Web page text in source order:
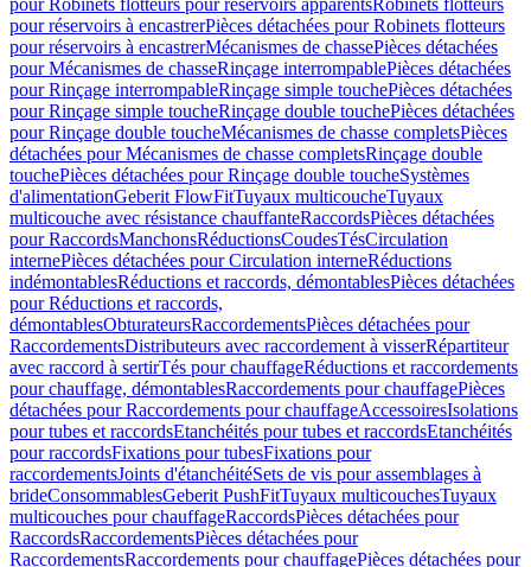
pour Robinets flotteurs pour réservoirs apparentsRobinets flotteurs
pour réservoirs à encastrerPièces détachées pour Robinets flotteurs
pour réservoirs à encastrerMécanismes de chassePièces détachées
pour Mécanismes de chasseRinçage interrompablePièces détachées
pour Rinçage interrompableRinçage simple touchePièces détachées
pour Rinçage simple toucheRinçage double touchePièces détachées
pour Rinçage double toucheMécanismes de chasse completsPièces
détachées pour Mécanismes de chasse completsRinçage double
touchePièces détachées pour Rinçage double toucheSystèmes
d'alimentationGeberit FlowFitTuyaux multicoucheTuyaux
multicouche avec résistance chauffanteRaccordsPièces détachées
pour RaccordsManchonsRéductionsCoudesTésCirculation
internePièces détachées pour Circulation interneRéductions
indémontablesRéductions et raccords, démontablesPièces détachées
pour Réductions et raccords,
démontablesObturateursRaccordementsPièces détachées pour
RaccordementsDistributeurs avec raccordement à visserRépartiteur
avec raccord à sertirTés pour chauffageRéductions et raccordements
pour chauffage, démontablesRaccordements pour chauffagePièces
détachées pour Raccordements pour chauffageAccessoiresIsolations
pour tubes et raccordsEtanchéités pour tubes et raccordsEtanchéités
pour raccordsFixations pour tubesFixations pour
raccordementsJoints d'étanchéitéSets de vis pour assemblages à
brideConsommablesGeberit PushFitTuyaux multicouchesTuyaux
multicouches pour chauffageRaccordsPièces détachées pour
RaccordsRaccordementsPièces détachées pour
RaccordementsRaccordements pour chauffagePièces détachées pour